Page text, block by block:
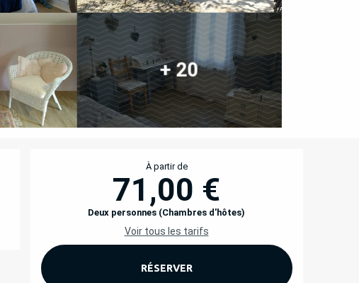
+ 20
OUVERTURE ET
À partir de
71,00 €
Deux personnes (Chambres d'hôtes)
Voir tous les tarifs
RÉSERVER